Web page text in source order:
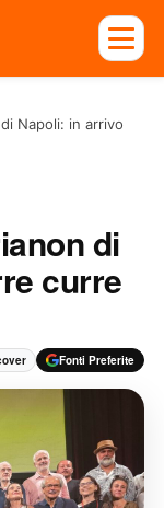
Napoli: in arrivo
di
curre
Fonti Preferite